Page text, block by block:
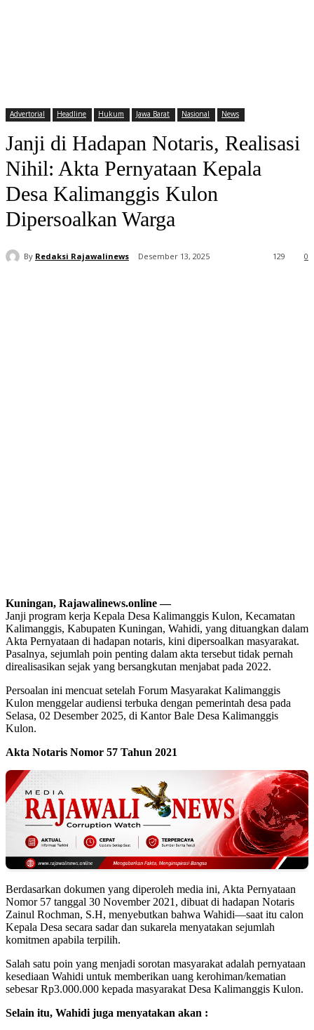
Advertorial Headline Hukum Jawa Barat Nasional News
Janji di Hadapan Notaris, Realisasi
Nihil: Akta Pernyataan Kepala
Desa Kalimanggis Kulon
Dipersoalkan Warga
By Redaksi Rajawalinews Desember 13, 2025 0
129
Kuningan, Rajawalinews.online —
Janji program kerja Kepala Desa Kalimanggis Kulon, Kecamatan
Kalimanggis, Kabupaten Kuningan, Wahidi, yang dituangkan dalam
Akta Pernyataan di hadapan notaris, kini dipersoalkan masyarakat.
Pasalnya, sejumlah poin penting dalam akta tersebut tidak pernah
direalisasikan sejak yang bersangkutan menjabat pada 2022.
Persoalan ini mencuat setelah Forum Masyarakat Kalimanggis
Kulon menggelar audiensi terbuka dengan pemerintah desa pada
Selasa, 02 Desember 2025, di Kantor Bale Desa Kalimanggis
Kulon.
Akta Notaris Nomor 57 Tahun 2021
Berdasarkan dokumen yang diperoleh media ini, Akta Pernyataan
Nomor 57 tanggal 30 November 2021, dibuat di hadapan Notaris
Zainul Rochman, S.H, menyebutkan bahwa Wahidi—saat itu calon
Kepala Desa secara sadar dan sukarela menyatakan sejumlah
komitmen apabila terpilih.
Salah satu poin yang menjadi sorotan masyarakat adalah pernyataan
kesediaan Wahidi untuk memberikan uang kerohiman/kematian
sebesar Rp3.000.000 kepada masyarakat Desa Kalimanggis Kulon.
Selain itu, Wahidi juga menyatakan akan :